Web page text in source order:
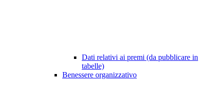
Dati relativi ai premi (da pubblicare in
tabelle)
Benessere organizzativo